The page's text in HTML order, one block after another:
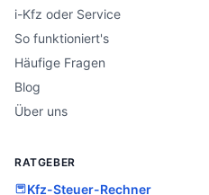
i-Kfz oder Service
So funktioniert's
Häufige Fragen
Blog
Über uns
RATGEBER
Kfz-Steuer-Rechner